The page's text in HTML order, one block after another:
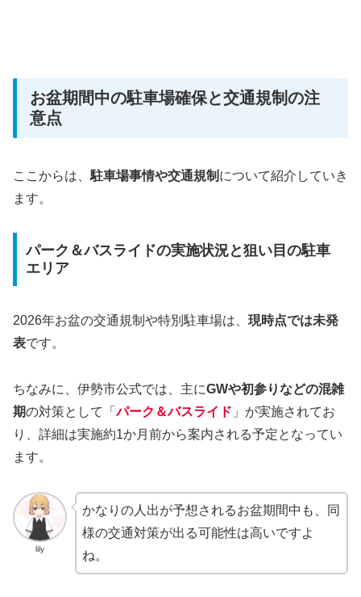
お盆期間中の駐車場確保と交通規制の注
意点
ここからは、 駐車場事情や交通規制 について紹介していき
ます。
パーク＆バスライドの実施状況と狙い目の駐車
エリア
2026年お盆の交通規制や特別駐車場は、 現時点では未発
表です。
ちなみに、伊勢市公式では、主にGWや初参りなどの混雑
期の対策として「パーク＆バスライド 」が実施されてお
り、詳細は実施約1か月前から案内される予定となってい
ます。
lily
かなりの人出が予想されるお盆期間中も、同
様の交通対策が出る可能性は高いですよ
ね。